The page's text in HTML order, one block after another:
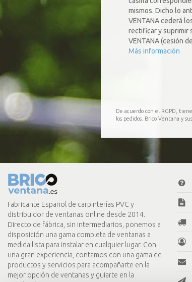
mismos. Dicho lo
VENTANA cederá
rectificar y suprimir
VENTANA (cesión
Más información
De acuerdo con el RGPD,
los pedidos. Brico Ventana y
Fabricante Español de carpinterías PVC y
distribuidor de ventanas online desde 2014.
Directo de fábrica, sin intermediarios, ponemos a
disposición una gama completa de ventanas a
medida lista para instalar en cualquier lugar. Con
una gran experiencia, contamos con una gama de
productos y servicios para acompañarte en la
mejor opción de ventanas y guiarte en la